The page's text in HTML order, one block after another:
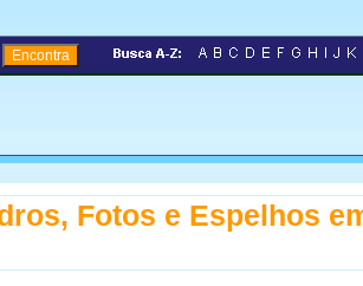
Fotos e Espelhos